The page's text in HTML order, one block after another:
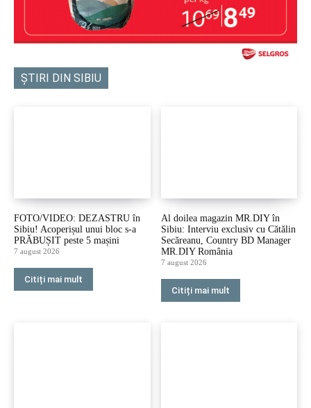
ȘTIRI DIN SIBIU
FOTO/VIDEO: DEZASTRU în
Sibiu! Acoperișul unui bloc s-a
PRĂBUȘIT peste 5 mașini
7 august 2026
Citiți mai mult
Al doilea magazin MR.DIY în
Sibiu: Interviu exclusiv cu Cătălin
Secăreanu, Country BD Manager
MR.DIY România
7 august 2026
Citiți mai mult